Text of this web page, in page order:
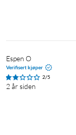
Espen O
Verifisert kjøper
2/5
2 år siden